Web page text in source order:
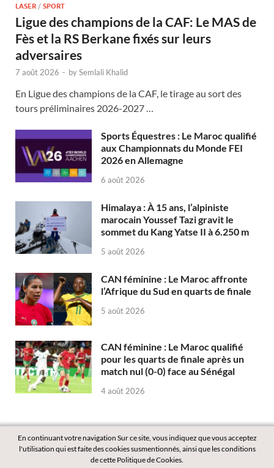
LASER / SPORT
Ligue des champions de la CAF: Le MAS de
Fès et la RS Berkane fixés sur leurs
adversaires
7 août 2026 - bySemlali Khalid
En Ligue des champions de la CAF, le tirage au sort des
tours préliminaires 2026-2027 …
Sports Équestres : Le Maroc qualifié
aux Championnats du Monde FEI
2026 en Allemagne
6 août 2026
Himalaya : À 15 ans, l’alpiniste
marocain Youssef Tazi gravit le
sommet du Kang Yatse II à 6.250 m
5 août 2026
CAN féminine : Le Maroc affronte
l’Afrique du Sud en quarts de finale
5 août 2026
CAN féminine : Le Maroc qualifié
pour les quarts de finale après un
match nul (0-0) face au Sénégal
4 août 2026
En continuant votre navigation Sur ce site, vous indiquez que vous acceptez
l'utilisation qui est faite des cookies susmentionnés, ainsi que les conditions
de cette Politique de Cookies.